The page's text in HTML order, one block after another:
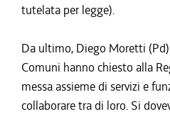
tutelata per legge).
Da ultimo, Diego Moretti
Comuni hanno chiesto alla
messa assieme di servizi e
collaborare tra di loro. Si